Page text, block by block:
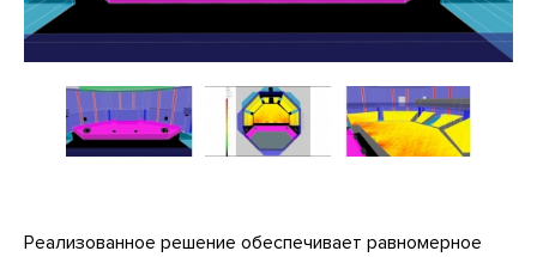
Реализованное решение обеспечивает равномерное